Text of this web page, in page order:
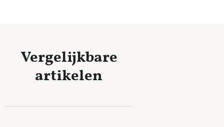
Vergelijkbare
artikelen